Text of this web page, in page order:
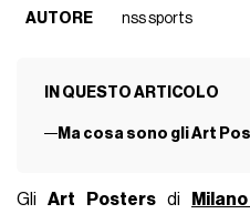
AUTORE
nss sports
IN QUESTO ARTICOLO
Ma cosa sono gli Art
GliArt Postersdi